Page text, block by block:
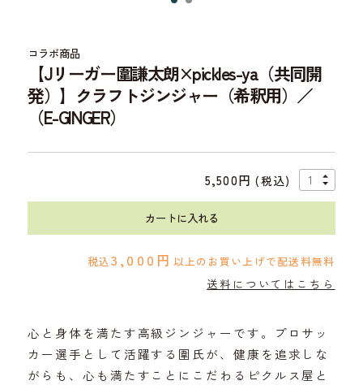
コラボ商品
【Jリーガー圍謙太朗×pickles-ya（共同開
発）】クラフトジンジャー（希釈用）／
（E-GINGER）
5,500円 (税込)
カートに入れる
税込 3,000円 以上のお買い上げで配送料無料
送料についてはこちら
心と身体を満たす高級ジンジャーです。プロサッ
カー選手として活躍する圍氏が、健康を追求しな
がらも、心も満たすことにこだわるピクルス屋と